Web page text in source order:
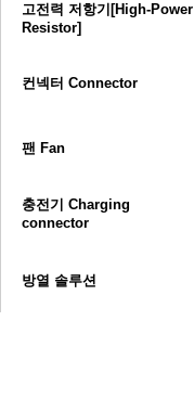
고전력 저항기[High-Power
Resistor]
컨넥터 Connector
팬 Fan
충전기 Charging
connector
방열 솔루션